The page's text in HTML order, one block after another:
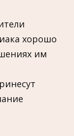
хорошо
им